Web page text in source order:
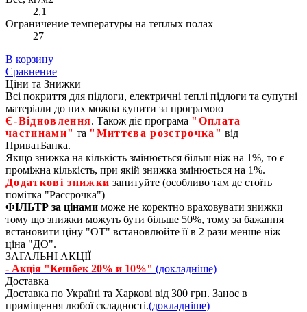
2,1
Ограничение температуры на теплых полах
27
В корзину
Сравнение
Ціни та Знижки
Всі покриття для підлоги, електричні теплі підлоги та супутні
матеріали до них можна купити за програмою
Є‑Відновлення. Також діє програма "Оплата
частинами" та "Миттєва розстрочка" від
ПриватБанка.
Якщо знижка на кількість змінюється більш ніж на 1%, то є
проміжна кількість, при якій знижка змінюється на 1%.
Додаткові знижки запитуйте (особливо там де стоїть
помітка "Рассрочка")
ФІЛЬТР за цінами може не коректно враховувати знижки
тому що знижки можуть бути більше 50%, тому за бажання
встановити ціну "ОТ" встановлюйте її в 2 рази менше ніж
ціна "ДО".
ЗАГАЛЬНІ АКЦІЇ
- Акція "Кешбек 20% и 10%" (докладніше)
Доставка
Доставка по Україні та Харкові від 300 грн. Занос в
приміщення любої складності.(докладніше)